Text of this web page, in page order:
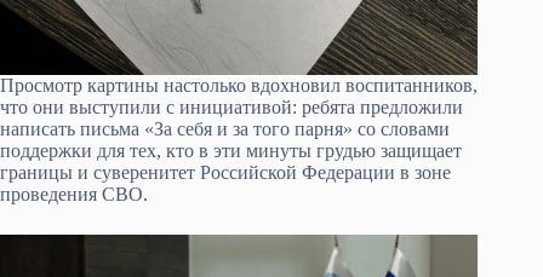
Просмотр картины настолько вдохновил воспитанников,
что они выступили с инициативой: ребята предложили
написать письма «За себя и за того парня» со словами
поддержки для тех, кто в эти минуты грудью защищает
границы и суверенитет Российской Федерации в зоне
проведения СВО.